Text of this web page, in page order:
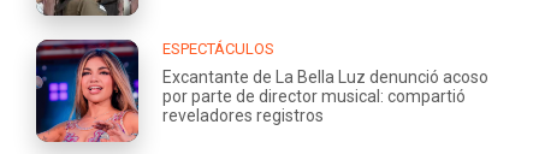
ESPECTÁCULOS
Excantante de La Bella Luz denunció acoso
por parte de director musical: compartió
reveladores registros